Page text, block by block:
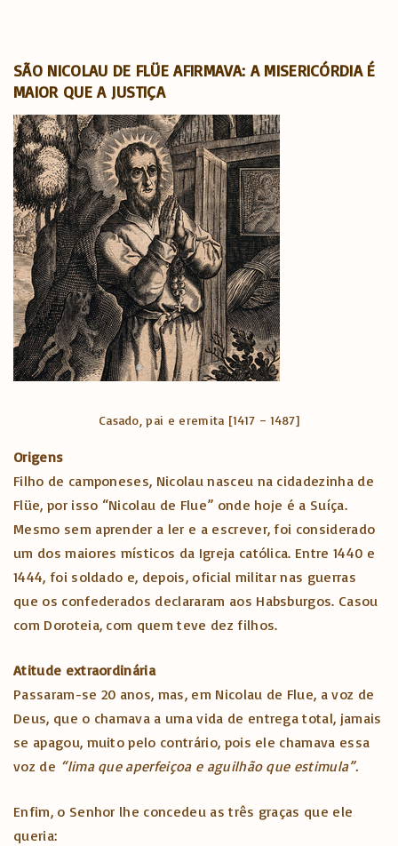
SÃO NICOLAU DE FLÜE AFIRMAVA: A MISERICÓRDIA É
MAIOR QUE A JUSTIÇA
Casado, pai e eremita [1417 – 1487]
Origens
Filho de camponeses, Nicolau nasceu na cidadezinha de
Flüe, por isso “Nicolau de Flue” onde hoje é a Suíça.
Mesmo sem aprender a ler e a escrever, foi considerado
um dos maiores místicos da Igreja católica. Entre 1440 e
1444, foi soldado e, depois, oficial militar nas guerras
que os confederados declararam aos Habsburgos. Casou
com Doroteia, com quem teve dez filhos.
Atitude extraordinária
Passaram-se 20 anos, mas, em Nicolau de Flue, a voz de
Deus, que o chamava a uma vida de entrega total, jamais
se apagou, muito pelo contrário, pois ele chamava essa
voz de “lima que aperfeiçoa e aguilhão que estimula”.
Enfim, o Senhor lhe concedeu as três graças que ele
queria: